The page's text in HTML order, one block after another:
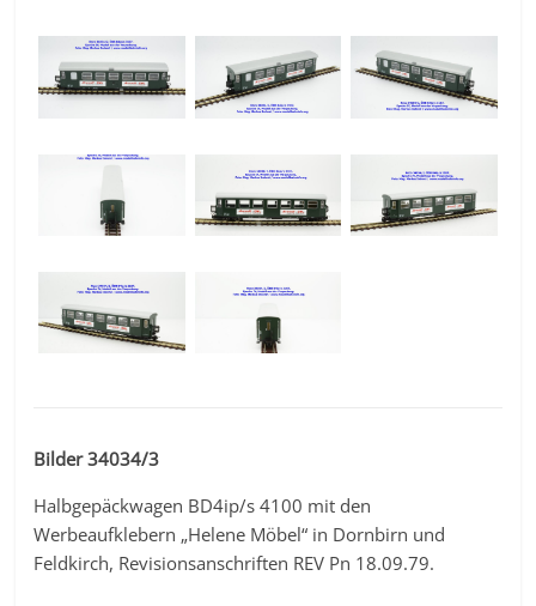
Bilder 34034/3
Halbgepäckwagen BD4ip/s 4100 mit den
Werbeaufklebern „Helene Möbel“ in Dornbirn und
Feldkirch, Revisionsanschriften REV Pn 18.09.79.